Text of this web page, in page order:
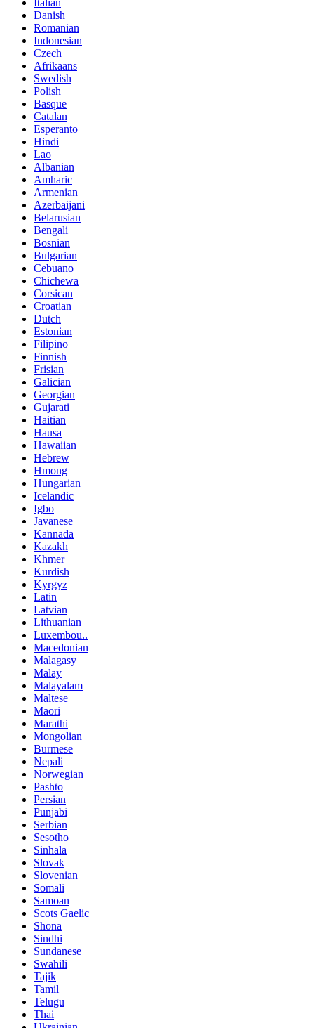
Italian
Danish
Romanian
Indonesian
Czech
Afrikaans
Swedish
Polish
Basque
Catalan
Esperanto
Hindi
Lao
Albanian
Amharic
Armenian
Azerbaijani
Belarusian
Bengali
Bosnian
Bulgarian
Cebuano
Chichewa
Corsican
Croatian
Dutch
Estonian
Filipino
Finnish
Frisian
Galician
Georgian
Gujarati
Haitian
Hausa
Hawaiian
Hebrew
Hmong
Hungarian
Icelandic
Igbo
Javanese
Kannada
Kazakh
Khmer
Kurdish
Kyrgyz
Latin
Latvian
Lithuanian
Luxembou..
Macedonian
Malagasy
Malay
Malayalam
Maltese
Maori
Marathi
Mongolian
Burmese
Nepali
Norwegian
Pashto
Persian
Punjabi
Serbian
Sesotho
Sinhala
Slovak
Slovenian
Somali
Samoan
Scots Gaelic
Shona
Sindhi
Sundanese
Swahili
Tajik
Tamil
Telugu
Thai